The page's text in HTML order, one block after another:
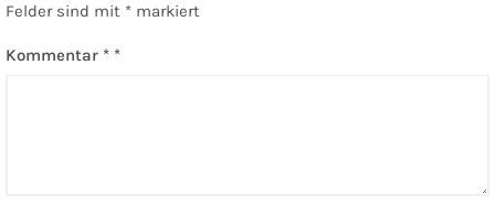
Felder sind mit * markiert
Kommentar *